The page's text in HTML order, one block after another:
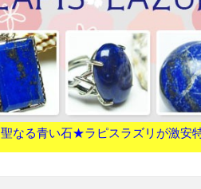
聖なる青い石★ラピスラズリが激安